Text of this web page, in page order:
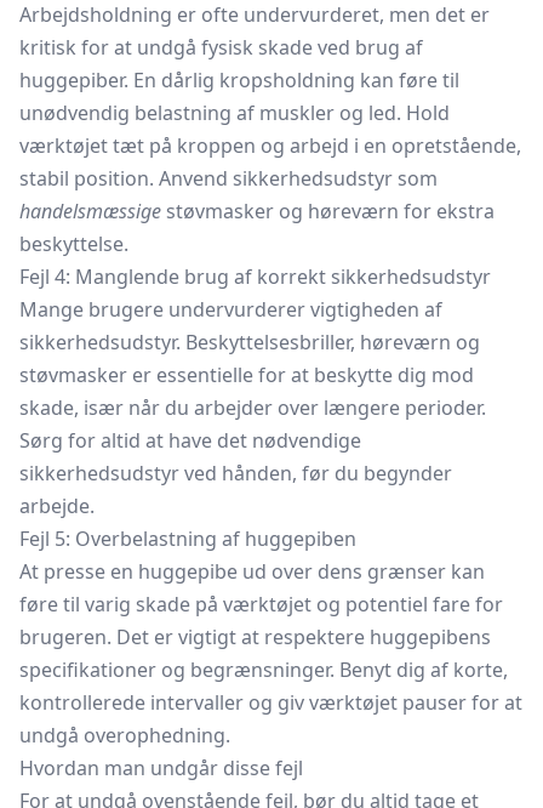
Arbejdsholdning er ofte undervurderet, men det er
kritisk for at undgå fysisk skade ved brug af
huggepiber. En dårlig kropsholdning kan føre til
unødvendig belastning af muskler og led. Hold
værktøjet tæt på kroppen og arbejd i en opretstående,
stabil position. Anvend sikkerhedsudstyr som
handelsmæssige støvmasker og høreværn for ekstra
beskyttelse.
Fejl 4: Manglende brug af korrekt sikkerhedsudstyr
Mange brugere undervurderer vigtigheden af
sikkerhedsudstyr. Beskyttelsesbriller, høreværn og
støvmasker er essentielle for at beskytte dig mod
skade, især når du arbejder over længere perioder.
Sørg for altid at have det nødvendige
sikkerhedsudstyr ved hånden, før du begynder
arbejde.
Fejl 5: Overbelastning af huggepiben
At presse en huggepibe ud over dens grænser kan
føre til varig skade på værktøjet og potentiel fare for
brugeren. Det er vigtigt at respektere huggepibens
specifikationer og begrænsninger. Benyt dig af korte,
kontrollerede intervaller og giv værktøjet pauser for at
undgå overophedning.
Hvordan man undgår disse fejl
For at undgå ovenstående fejl, bør du altid tage et